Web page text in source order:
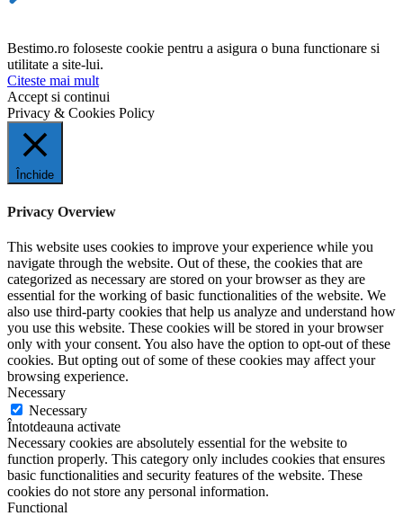
Bestimo.ro foloseste cookie pentru a asigura o buna functionare si
utilitate a site-lui.
Citeste mai mult
Accept si continui
Privacy & Cookies Policy
Închide
Privacy Overview
This website uses cookies to improve your experience while you
navigate through the website. Out of these, the cookies that are
categorized as necessary are stored on your browser as they are
essential for the working of basic functionalities of the website. We
also use third-party cookies that help us analyze and understand how
you use this website. These cookies will be stored in your browser
only with your consent. You also have the option to opt-out of these
cookies. But opting out of some of these cookies may affect your
browsing experience.
Necessary
Necessary
Întotdeauna activate
Necessary cookies are absolutely essential for the website to
function properly. This category only includes cookies that ensures
basic functionalities and security features of the website. These
cookies do not store any personal information.
Functional